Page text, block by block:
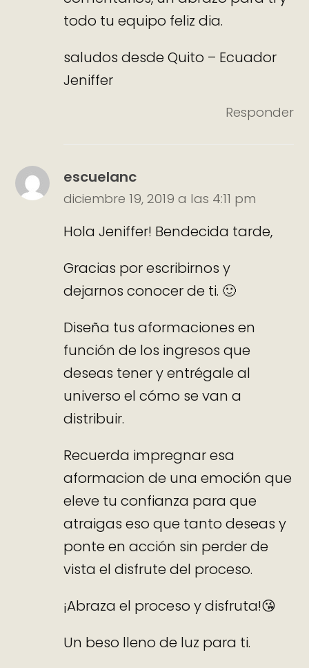
todo tu equipo feliz dia.
saludos desde Quito – Ecuador
Jeniffer
Responder
escuelanc
diciembre 19, 2019 a las 4:11 pm
Hola Jeniffer! Bendecida tarde,
Gracias por escribirnos y
dejarnos conocer de ti. 🙂
Diseña tus aformaciones en
función de los ingresos que
deseas tener y entrégale al
universo el cómo se van a
distribuir.
Recuerda impregnar esa
aformacion de una emoción que
eleve tu confianza para que
atraigas eso que tanto deseas y
ponte en acción sin perder de
vista el disfrute del proceso.
¡Abraza el proceso y disfruta!😘
Un beso lleno de luz para ti.